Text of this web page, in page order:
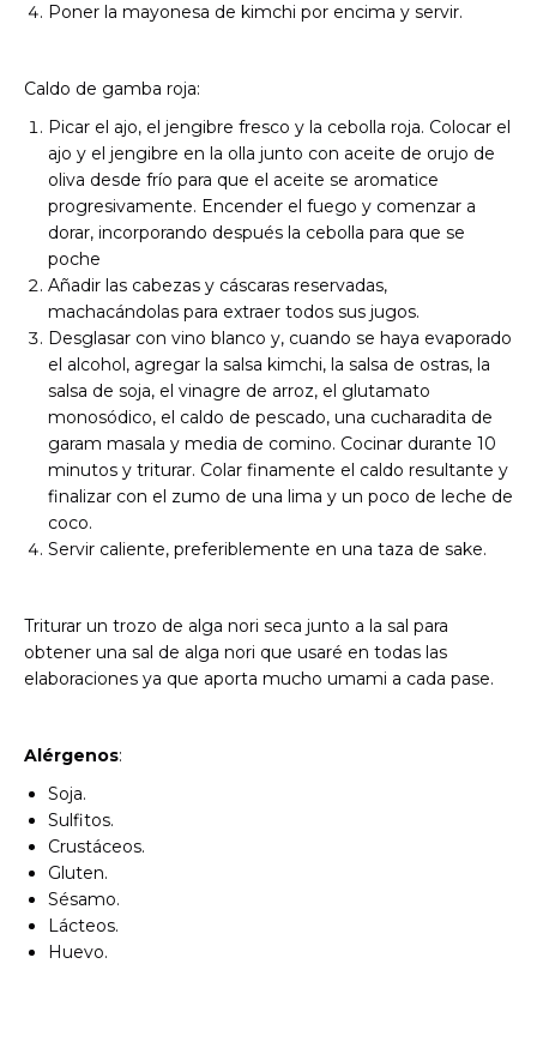
Poner la mayonesa de kimchi por encima y servir.
Caldo de gamba roja:
Picar el ajo, el jengibre fresco y la cebolla roja. Colocar el
ajo y el jengibre en la olla junto con aceite de orujo de
oliva desde frío para que el aceite se aromatice
progresivamente. Encender el fuego y comenzar a
dorar, incorporando después la cebolla para que se
poche
Añadir las cabezas y cáscaras reservadas,
machacándolas para extraer todos sus jugos.
Desglasar con vino blanco y, cuando se haya evaporado
el alcohol, agregar la salsa kimchi, la salsa de ostras, la
salsa de soja, el vinagre de arroz, el glutamato
monosódico, el caldo de pescado, una cucharadita de
garam masala y media de comino. Cocinar durante 10
minutos y triturar. Colar finamente el caldo resultante y
finalizar con el zumo de una lima y un poco de leche de
coco.
Servir caliente, preferiblemente en una taza de sake.
Triturar un trozo de alga nori seca junto a la sal para
obtener una sal de alga nori que usaré en todas las
elaboraciones ya que aporta mucho umami a cada pase.
Alérgenos:
Soja.
Sulfitos.
Crustáceos.
Gluten.
Sésamo.
Lácteos.
Huevo.